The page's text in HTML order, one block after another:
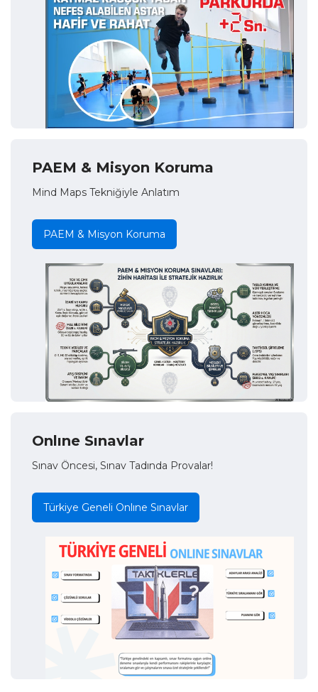
PAEM & Misyon Koruma
Mind Maps Tekniğiyle Anlatım
PAEM & Misyon Koruma
Onlıne Sınavlar
Sınav Öncesi, Sınav Tadında Provalar!
Türkiye Geneli Onlıne Sınavlar